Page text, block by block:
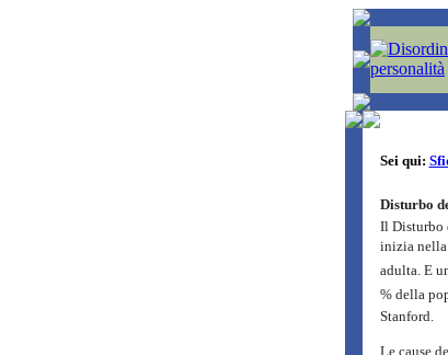
Sei qui:
Disturbo
Il Disturbo
inizia nella
adulta.
% della
Stanford.
Le cause